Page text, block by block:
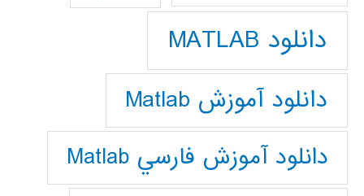
دانلود MATLAB
دانلود آموزش Matlab
دانلود آموزش فارسي Matlab